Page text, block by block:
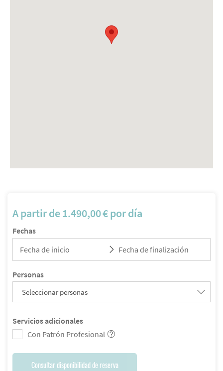
A partir de1.490,00€por día
Fechas
Personas
Seleccionar personas
Servicios adicionales
Con Patrón Profesional
Consultar disponibilidad de reserva